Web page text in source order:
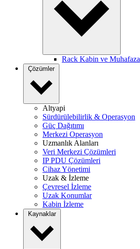
Rack Kabin ve Muhafaza
Çözümler
Altyapi
Sürdürülebilirlik & Operasyon
Güç Dağıtımı
Merkezi Operasyon
Uzmanlık Alanları
Veri Merkezi Çözümleri
IP PDU Çözümleri
Cihaz Yönetimi
Uzak & İzleme
Çevresel İzleme
Uzak Konumlar
Kabin İzleme
Kaynaklar